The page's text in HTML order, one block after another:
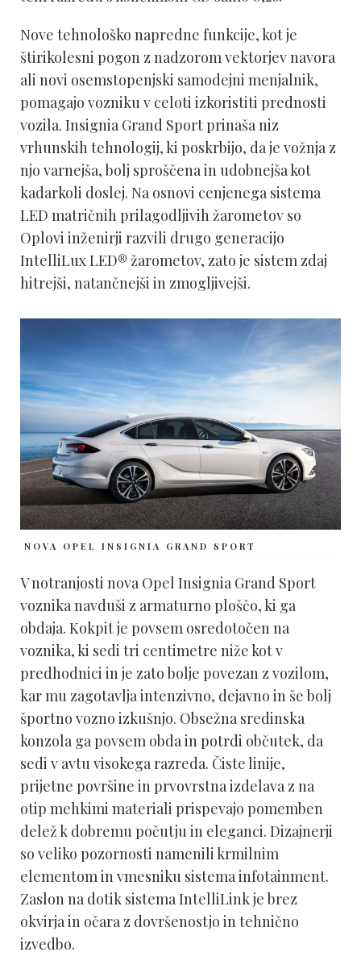
Nove tehnološko napredne funkcije, kot je
štirikolesni pogon z nadzorom vektorjev navora
ali novi osemstopenjski samodejni menjalnik,
pomagajo vozniku v celoti izkoristiti prednosti
vozila. Insignia Grand Sport prinaša niz
vrhunskih tehnologij, ki poskrbijo, da je vožnja z
njo varnejša, bolj sproščena in udobnejša kot
kadarkoli doslej. Na osnovi cenjenega sistema
LED matričnih prilagodljivih žarometov so
Oplovi inženirji razvili drugo generacijo
IntelliLux LED® žarometov, zato je sistem zdaj
hitrejši, natančnejši in zmogljivejši.
NOVA OPEL INSIGNIA GRAND SPORT
V notranjosti nova Opel Insignia Grand Sport
voznika navduši z armaturno ploščo, ki ga
obdaja. Kokpit je povsem osredotočen na
voznika, ki sedi tri centimetre niže kot v
predhodnici in je zato bolje povezan z vozilom,
kar mu zagotavlja intenzivno, dejavno in še bolj
športno vozno izkušnjo. Obsežna sredinska
konzola ga povsem obda in potrdi občutek, da
sedi v avtu visokega razreda. Čiste linije,
prijetne površine in prvovrstna izdelava z na
otip mehkimi materiali prispevajo pomemben
delež k dobremu počutju in eleganci. Dizajnerji
so veliko pozornosti namenili krmilnim
elementom in vmesniku sistema infotainment.
Zaslon na dotik sistema IntelliLink je brez
okvirja in očara z dovršenostjo in tehnično
izvedbo.